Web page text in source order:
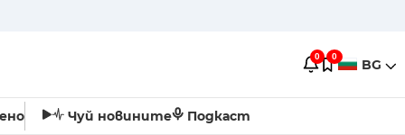
0 0 BG
Чуй новините Подкаст